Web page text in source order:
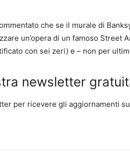
che se il murale di
un’opera di un famoso
con sei zeri) e – non per
newsletter
per ricevere gli aggiornamenti